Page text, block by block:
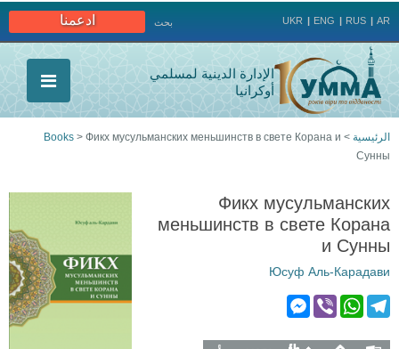
ادعمنا بحث UKR ENG RUS AR
الإدارة الدينية لمسلمي
أوكرانيا
أنت
هنا
الرئيسية >
Books > Фикх мусульманских меньшинств в свете Корана и
Сунны
Фикх мусульманских
меньшинств в свете Корана
и Сунны
Юсуф Аль-Карадави
T
W
V